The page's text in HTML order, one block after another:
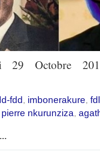
29 Octobre
fdd, imbonerakure,
pierre nkurunziza,